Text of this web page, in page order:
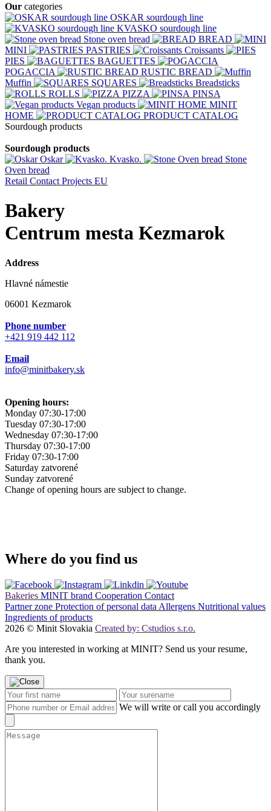
Our categories
OSKAR sourdough line
KVASKO sourdough line
Stone oven bread
BREAD
MINI
PASTRIES
Croissants
PIES
BAGUETTES
POGACCIA
RUSTIC BREAD
Muffin
SQUARES
Breadsticks
ROLLS
PIZZA
PINSA
Vegan products
MINIT
HOME
PRODUCT CATALOG
Sourdough products
Sourdough products
Oskar
Kvasko.
Stone
Oven bread
Retail Contact Projects EU
Bakery
Centrum mesta Kezmarok
Address
Hlavné námestie
06001 Kezmarok
Phone number
+421 919 442 112
Email
info@minitbakery.sk
Opening hours:
Monday 07:30-17:00
Tuesday 07:30-17:00
Wednesday 07:30-17:00
Thursday 07:30-17:00
Friday 07:30-17:00
Saturday zatvorené
Sunday zatvorené
Change of opening hours are subject to change.
Where do you find us
Bakeries MINIT brand Cooperation Contact
Partner zone Protection of personal data Allergens Nutritional values
Ingredients of products
2026 © Minit Slovakia Created by: Cstudios s.r.o.
Are you interested in working at MINIT? Send us your resume,
thank you.
We will write or call you accordingly